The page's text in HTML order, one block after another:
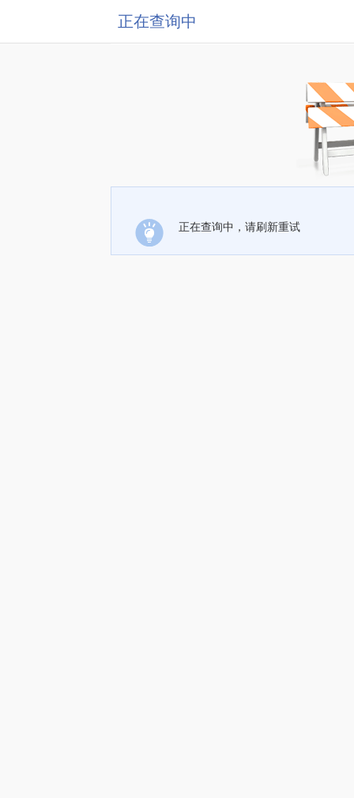
正在查询中
正在查询中，请刷新重试